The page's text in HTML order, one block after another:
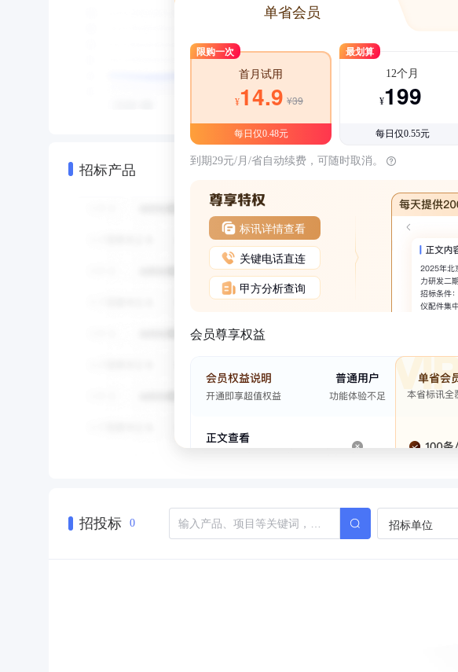
招标产品
单省会员
限购一次
首月试用
¥14.9 ¥39
每日仅0.48元
最划算
12个月
¥199
每日仅0.55元
到期29元/月/省自动续费，可随时取消。
标讯详情查看
关键电话直连
甲方分析查询
会员尊享权益
招投标 0 招标单位